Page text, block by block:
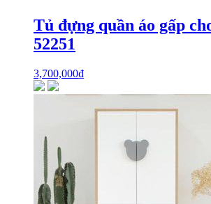
Tủ đựng quần áo gấp
52251
3,700,000₫